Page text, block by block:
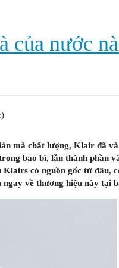
nước
mà chất lượng, Klair đã
bao bì, lẫn thành phần
có nguồn gốc từ đâu,
về thương hiệu này tại